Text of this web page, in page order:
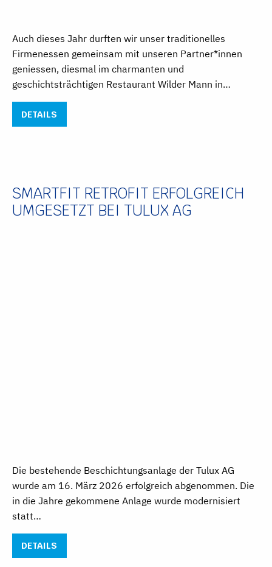
Auch dieses Jahr durften wir unser traditionelles
Firmenessen gemeinsam mit unseren Partner*innen
geniessen, diesmal im charmanten und
geschichtsträchtigen Restaurant Wilder Mann in…
DETAILS
SMARTFIT RETROFIT ERFOLGREICH
UMGESETZT BEI TULUX AG
Die bestehende Beschichtungsanlage der Tulux AG
wurde am 16. März 2026 erfolgreich abgenommen. Die
in die Jahre gekommene Anlage wurde modernisiert
statt…
DETAILS